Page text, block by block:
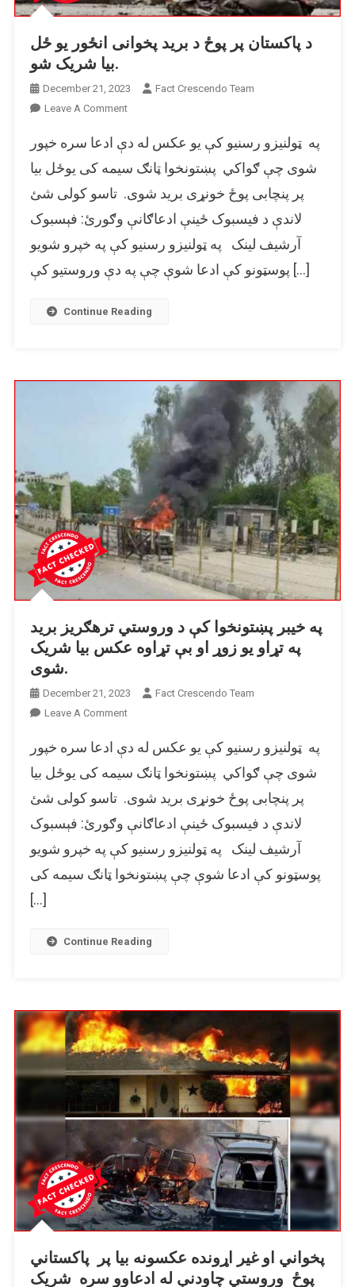
د پاکستان پر پوځ د برید پخوانی انځور یو ځل
بیا شریک شو.
December 21, 2023
Fact Crescendo Team
Leave A CommentOn
پاکستان
د
برید
پخوانی
انځور
یو
بیا
په ټولنیزو رسنیو کې یو عکس له دې ادعا سره خپور
شوی چې ګواکي پښتونخوا ټانګ سیمه کی یوځل بیا
پر پنچابی پوځ خونړی برید شوی. تاسو کولی شئ
لاندې د فیسبوک ځینې ادعاګانې وګورئ: فېسبوک
آرشيف لینک په ټولنیزو رسنیو کې په خپرو شویو
پوسټونو کې ادعا شوې چې په دې وروستیو کې […]
Continue Reading
په خیبر پښتونخوا کې د وروستي ترهګریز برید
په تړاو یو زوړ او بې تړاوه عکس بیا شریک
شوی.
December 21, 2023
Fact Crescendo Team
Leave A CommentOn
خیبر
پښتونخوا
د
وروستي
ترهګریز
برید
په
بیا
شریک
شوی.
په ټولنیزو رسنیو کې یو عکس له دې ادعا سره خپور
شوی چې ګواکي پښتونخوا ټانګ سیمه کی یوځل بیا
پر پنچابی پوځ خونړی برید شوی. تاسو کولی شئ
لاندې د فیسبوک ځینې ادعاګانې وګورئ: فېسبوک
آرشيف لینک په ټولنیزو رسنیو کې په خپرو شویو
پوسټونو کې ادعا شوې چې پښتونخوا ټانګ سیمه کی
[…]
Continue Reading
پخواني او غیر اړونده عکسونه بیا پر پاکستاني
پوځ وروستي چاودنې له ادعاوو سره شریک